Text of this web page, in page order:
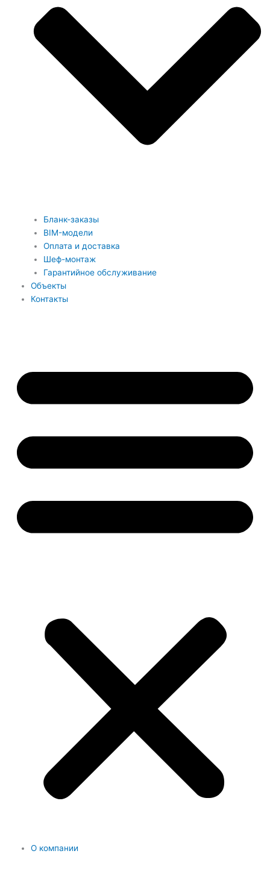
Бланк-заказы
BIM-модели
Оплата и доставка
Шеф-монтаж
Гарантийное обслуживание
Объекты
Контакты
О компании